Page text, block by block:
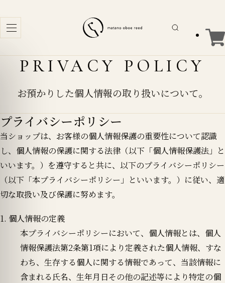
を
索
PRIVACY POLICY
お預かりした個人情報の取り扱いについて。
プライバシーポリシー
当ショップは、お客様の個人情報保護の重要性について認識
し、個人情報の保護に関する法律（以下「個人情報保護法」と
いいます。）を遵守すると共に、以下のプライバシーポリシー
（以下「本プライバシーポリシー」といいます。）に従い、適
切な取扱い及び保護に努めます。
1. 個人情報の定義
本プライバシーポリシーにおいて、個人情報とは、個人
情報保護法第2条第1項により定義された個人情報、すな
わち、生存する個人に関する情報であって、当該情報に
含まれる氏名、生年月日その他の記述等により特定の個